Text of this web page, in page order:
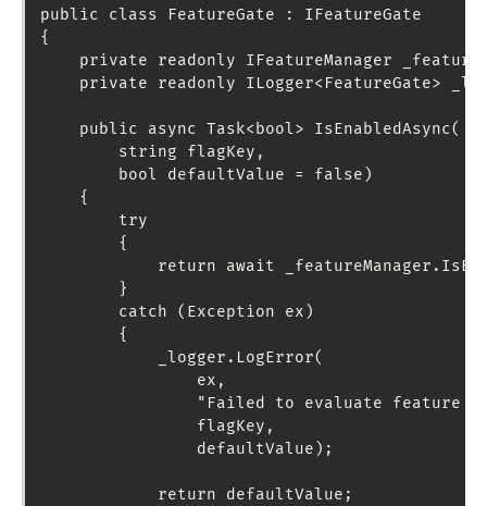
public class FeatureGate : IFeatureGate
{
private readonly IFeatureManager
private readonly ILogger<FeatureGate>
    public async Task<bool> IsEnabledAsync(
        string flagKey,
        bool defaultValue = false)
    {
        try
        {
return await
        }
        catch (Exception ex)
        {
            _logger.LogError(
                ex,
"Failed to evaluate feature
                flagKey,
                defaultValue);
            return defaultValue;